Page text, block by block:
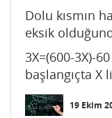
Dolu kısmın
eksik
3X=(600-3X)-
başlangıçta X
19 Ekim